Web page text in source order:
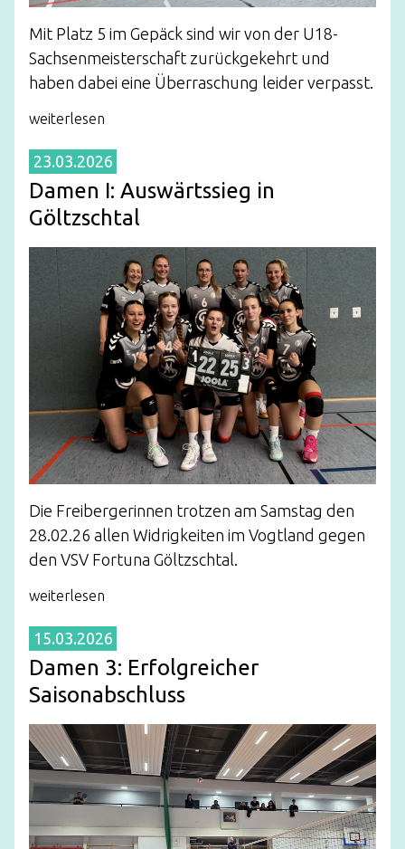
Mit Platz 5 im Gepäck sind wir von der U18-
Sachsenmeisterschaft zurückgekehrt und
haben dabei eine Überraschung leider verpasst.
weiterlesen
23.03.2026
Damen I: Auswärtssieg in
Göltzschtal
Die Freibergerinnen trotzen am Samstag den
28.02.26 allen Widrigkeiten im Vogtland gegen
den VSV Fortuna Göltzschtal.
weiterlesen
15.03.2026
Damen 3: Erfolgreicher
Saisonabschluss